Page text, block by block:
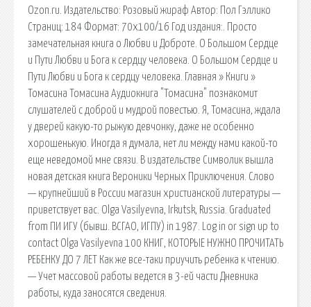
Ozon.ru. Издательство: Розовый жираф Автор: Пол Гэллико
Страниц: 184 Формат: 70х100/16 Год издания:. Просто
замечательная книга о Любви и Доброте. О Большом Сердце
и Пути Любви и Бога к сердцу человека. О Большом Сердце и
Пути Любви и Бога к сердцу человека. Главная » Книги »
Томасина Томасина Аудиокнига "Томасина" познакомит
слушателей с доброй и мудрой повестью. Я, Томасина, ждала
у дверей какую-то рыжую девчонку, даже не особенно
хорошенькую. Иногда я думала, нет ли между нами какой-то
еще неведомой мне связи. В издательстве Символик вышла
новая детская книга Вероники Черных Приключения. Слово
— крупнейший в России магазин христианской литературы —
приветствует вас. Olga Vasilyevna, Irkutsk, Russia. Graduated
from ПИ ИГУ (бывш. ВСГАО, ИГПУ) in 1987. Log in or sign up to
contact Olga Vasilyevna 100 КНИГ, КОТОРЫЕ НУЖНО ПРОЧИТАТЬ
РЕБЕНКУ ДО 7 ЛЕТ Как же все-таки приучить ребенка к чтению.
— Учет массовой работы ведется в 3-ей части Дневника
работы, куда заносятся сведения.